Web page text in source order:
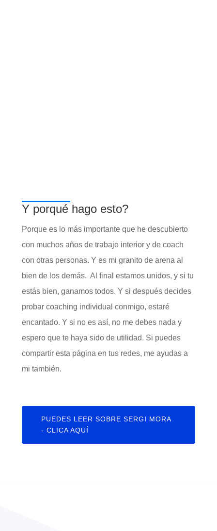
Y porqué hago esto?
Porque es lo más importante que he descubierto
con muchos años de trabajo interior y de coach
con otras personas. Y es mi granito de arena al
bien de los demás. Al final estamos unidos, y si tu
estás bien, ganamos todos. Y si después decides
probar coaching individual conmigo, estaré
encantado. Y si no es así, no me debes nada y
espero que te haya sido de utilidad. Si puedes
compartir esta página en tus redes, me ayudas a
mi también.
PUEDES LEER SOBRE SERGI MORA
- CLICA AQUÍ